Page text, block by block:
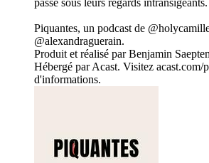
passe sous leurs regards intransigeants.
Piquantes, un podcast de
@alexandraguerain.
Produit et réalisé par Benjamin
Hébergé par Acast. Visitez acast.com/
d'informations.